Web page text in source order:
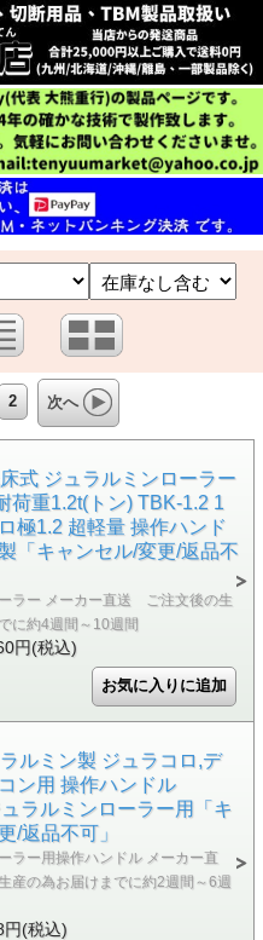
2 次へ
式 ジュラルミンローラー
荷重1.2t(トン) TBK-1.2 1
極1.2 超軽量 操作ハンド
「キャンセル/変更/返品不
ラー メーカー直送 ご注文後の生
に約4週間～10週間
円(税込)
ルミン製 ジュラコロ,デ
ン用 操作ハンドル
ラルミンローラー用「キ
/返品不可」
ラー用操作ハンドル メーカー直
産の為お届けまでに約2週間～6週
円(税込)